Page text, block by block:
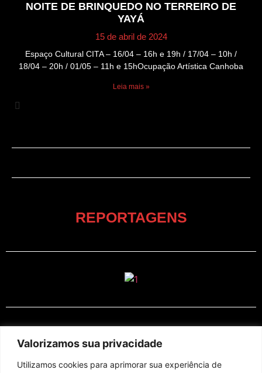
Valorizamos sua privacidade
Utilizamos cookies para aprimorar sua experiência de
NOITE DE BRINQUEDO NO TERREIRO DE
YAYÁ
15 de abril de 2024
Espaço Cultural CITA – 16/04 – 16h e 19h / 17/04 – 10h /
18/04 – 20h / 01/05 – 11h e 15hOcupação Artística Canhoba
Leia mais »
REPORTAGENS
EM CARTAZ